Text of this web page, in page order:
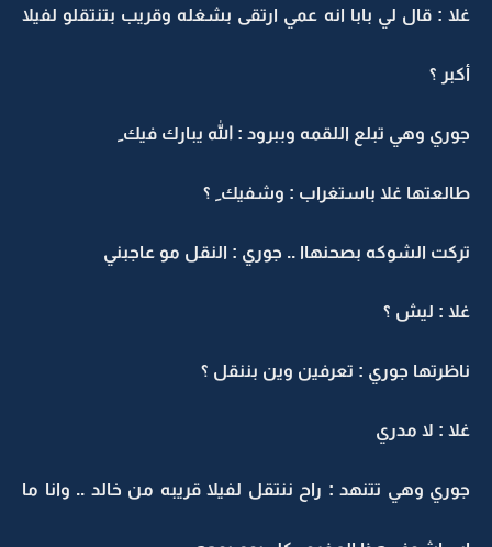
غلا : قال لي بابا انه عمي ارتقى بشغله وقريب بتنتقلو لفيلا
أكبر ؟
جوري وهي تبلع اللقمه وببرود : الله يبارك فيك ِ
طالعتها غلا باستغراب : وشفيك ِ ؟
تركت الشوكه بصحنهاا .. جوري : النقل مو عاجبني
غلا : ليش ؟
ناظرتها جوري : تعرفين وين بننقل ؟
غلا : لا مدري
جوري وهي تتنهد : راح ننتقل لفيلا قريبه من خالد .. وانا ما